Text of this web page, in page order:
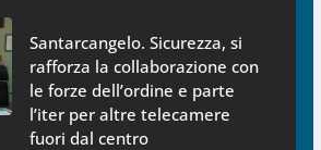
Santarcangelo. Sicurezza, si
rafforza la collaborazione con
le forze dell’ordine e parte
l’iter per altre telecamere
fuori dal centro